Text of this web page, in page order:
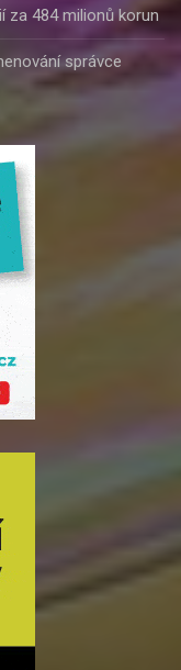
za 484 milionů korun
správce